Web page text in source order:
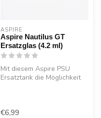
ASPIRE
Aspire Nautilus GT
Ersatzglas (4.2 ml)
Mit diesem Aspire PSU
Ersatztank die Möglichkeit
€6,99